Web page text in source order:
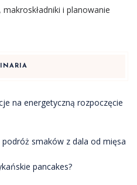
i planowanie
na energetyczną rozpoczęcie
smaków z dala od mięsa
pancakes?